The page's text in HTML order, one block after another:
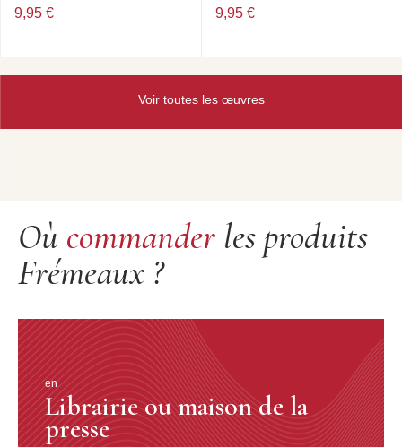
9,95 € 9,95 €
Voir toutes les œuvres
Où commander les produits
Frémeaux ?
en
Librairie ou maison de la
presse